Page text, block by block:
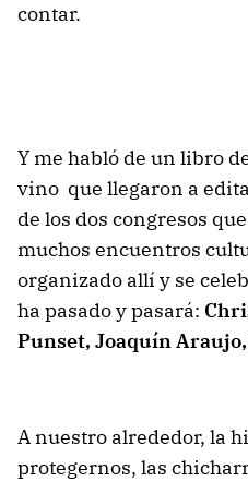
contar.
Y me habló de un libro
vino que llegaron a
de los dos congresos
muchos encuentros
organizado allí y se
ha pasado y pasará:
Punset, Joaquín
A nuestro alrededor, la
protegernos, las